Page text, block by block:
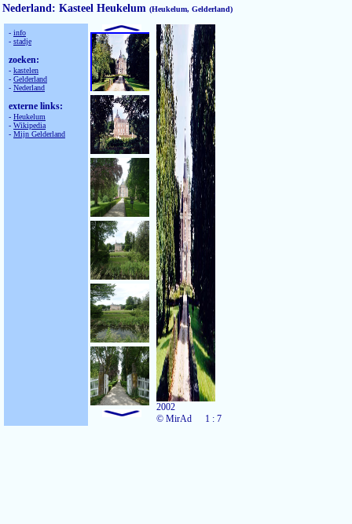
Nederland: Kasteel Heukelum (Heukelum, Gelderland)
- info
- stadje
zoeken:
- kastelen
- Gelderland
- Nederland
externe links:
- Heukelum
- Wikipedia
- Mijn Gelderland
2002
© MirAd
1 : 7